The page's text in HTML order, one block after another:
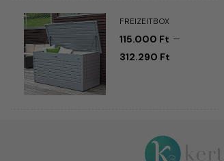
FREIZEITBOX
115.000 Ft –
312.290 Ft